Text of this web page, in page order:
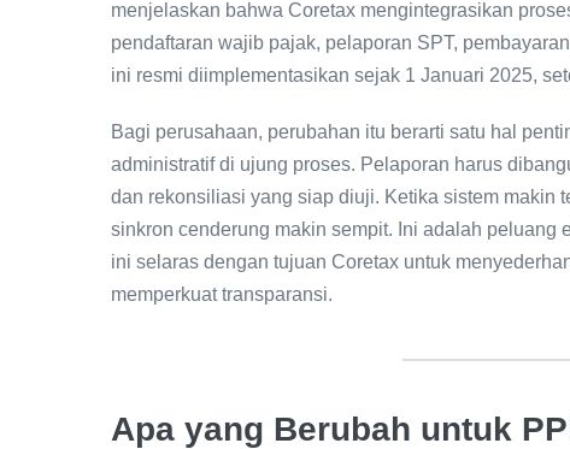
menjelaskan bahwa Coretax mengintegrasikan
pendaftaran wajib pajak, pelaporan SPT,
ini resmi diimplementasikan sejak 1 Januari 2025,
Bagi perusahaan, perubahan itu berarti satu hal
administratif di ujung proses. Pelaporan harus
dan rekonsiliasi yang siap diuji. Ketika sistem makin
sinkron cenderung makin sempit. Ini adalah peluang
ini selaras dengan tujuan Coretax untuk
memperkuat transparansi.
Apa yang Berubah untuk